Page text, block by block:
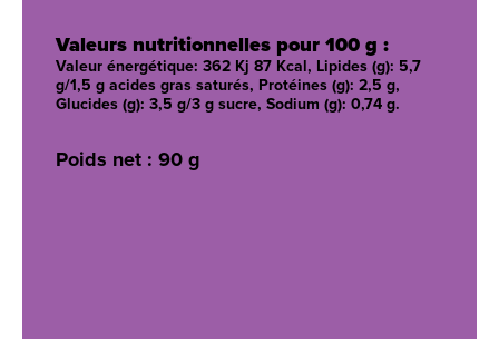
Valeurs nutritionnelles pour 100 g :
Valeur énergétique: 362 Kj 87 Kcal, Lipides (g): 5,7
g/1,5 g acides gras saturés, Protéines (g): 2,5 g,
Glucides (g): 3,5 g/3 g sucre, Sodium (g): 0,74 g.
Poids net : 90 g